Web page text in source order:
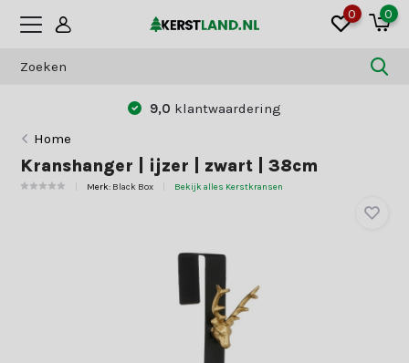
0 0
klantwaardering
Home
Kranshanger | ijzer | zwart | 38cm
Merk: Black Box Bekijk alles Kerstkransen